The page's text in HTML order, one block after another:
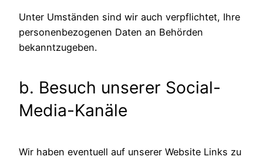
Unter Umständen sind wir auch verpflichtet, Ihre
personenbezogenen Daten an Behörden
bekanntzugeben.
b. Besuch unserer Social-
Media-Kanäle
Wir haben eventuell auf unserer Website Links zu